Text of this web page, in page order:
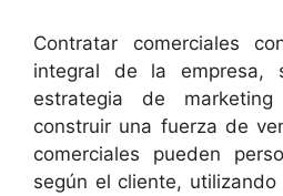
Contratar comerciales
integral de la empresa,
estrategia de
construir una fuerza de
comerciales pueden
según el cliente,